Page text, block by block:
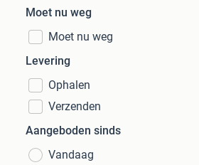
Moet nu weg
Moet nu weg
Levering
Ophalen
Verzenden
Aangeboden sinds
Vandaag